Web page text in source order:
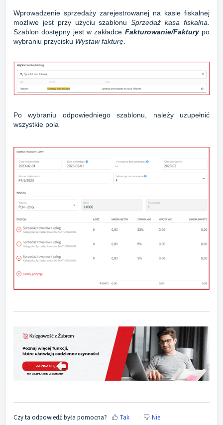
Wprowadzenie sprzedaży zarejestrowanej na kasie fiskalnej
możliwe jest przy użyciu szablonuSprzedaż kasa fiskalna.
Szablon dostępny jest w zakładce Fakturowanie/Fakturypo
wybraniu przycisku Wystaw fakturę
Po wybraniu odpowiedniego szablonu, należy uzupełnić
wszystkie pola
Czy ta odpowiedź była pomocna? Tak Nie